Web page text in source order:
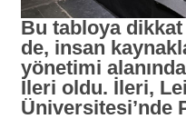
Bu tabloya
de, insan
yönetimi
İleri oldu. İleri,
Üniversitesi’nde